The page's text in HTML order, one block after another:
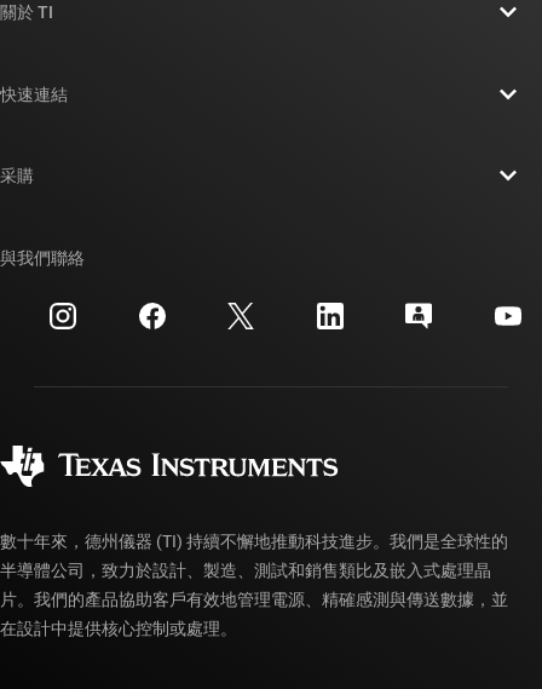
關於 TI
投資人關系
製造
快速連結
交互參考搜索
客戶支援中心
myTI 帳戶常見問題解答
采購
訂購 FAQ
與我們聯絡
數十年來，德州儀器 (TI) 持續不懈地推動科技進步。我們是全球性的
半導體公司，致力於設計、製造、測試和銷售類比及嵌入式處理晶
片。我們的產品協助客戶有效地管理電源、精確感測與傳送數據，並
在設計中提供核心控制或處理。